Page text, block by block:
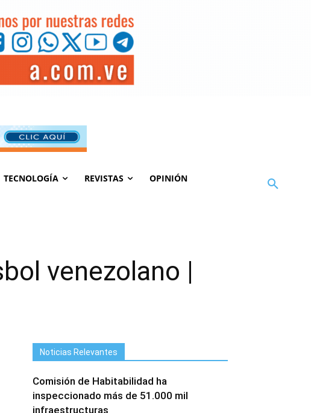
TECNOLOGÍA REVISTAS OPINIÓN
venezolano |
Noticias Relevantes
Comisión de Habitabilidad ha
inspeccionado más de 51.000 mil
infraestructuras